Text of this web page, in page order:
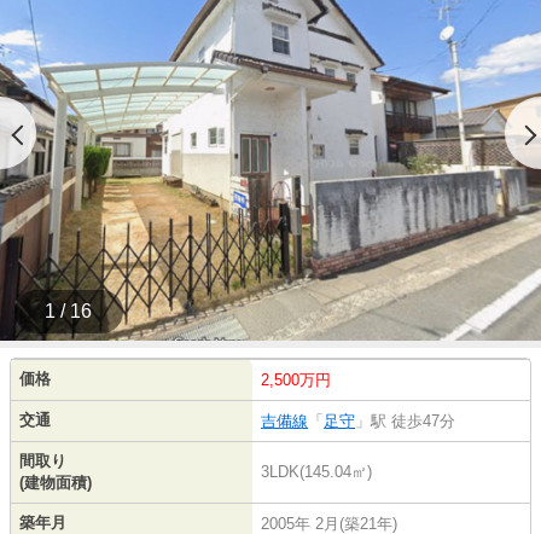
1 / 16
価格 2,500万円
交通 吉備線 「 足守 」駅 徒歩47分
間取り
(建物面積)
3LDK(145.04㎡)
築年月 2005年 2月(築21年)